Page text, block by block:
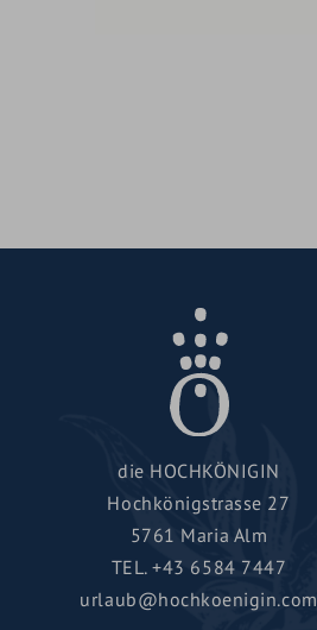
die HOCHKÖNIGIN
Hochkönigstrasse 27
5761 Maria Alm
TEL.+43 6584 7447
urlaub@hochkoenigin.com